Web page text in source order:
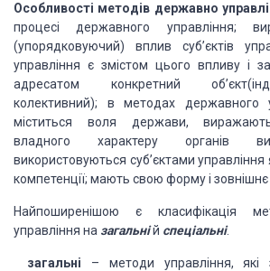
Особливості методів державно
процесі державного управління;
(упорядковуючий) вплив суб’єктів
управління є змістом цього впливу і
адресатом конкретний
колективний); в методах державного
міститься воля держави,
владного характеру органів
використовуються суб’єктами управління
компетенції; мають свою форму і
Найпоширенішою є класифікація
управління на загальній спеціальні.
загальні – методи управління, які